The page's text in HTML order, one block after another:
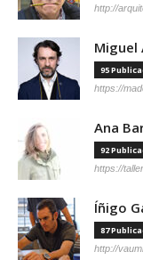
http://
Miguel
95
https://
Ana
92
https://
Íñigo
87
http://